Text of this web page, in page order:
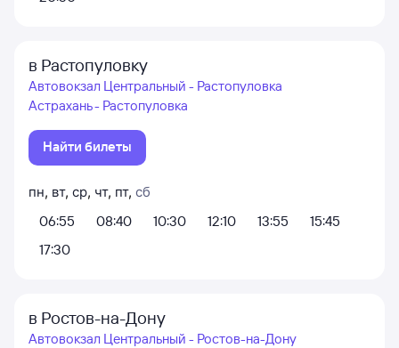
в Растопуловку
Автовокзал Центральный - Растопуловка
Астрахань - Растопуловка
Найти билеты
пн, вт, ср, чт, пт, сб
06:55
08:40 10:30 12:10 13:55
15:45
17:30
в Ростов-на-Дону
Автовокзал Центральный - Ростов-на-Дону